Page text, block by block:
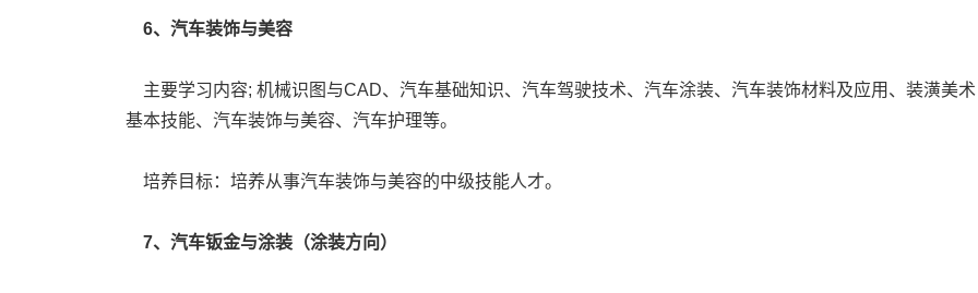
6、汽车装饰与美容
主要学习内容; 机械识图与CAD、汽车基础知识、汽车驾驶技术、汽车涂装、汽车装饰材料及应用、装潢美术
基本技能、汽车装饰与美容、汽车护理等。
培养目标：培养从事汽车装饰与美容的中级技能人才。
7、汽车钣金与涂装（涂装方向）